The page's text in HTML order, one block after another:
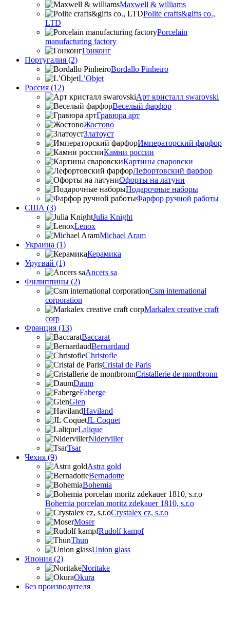
Maxwell & williams
Polite crafts&gifts co.,
LTD
Porcelain
manufacturing factory
Гонконг
Португалия (2)
Bordallo Pinheiro
L’Objet
Россия (12)
Арт кристалл swarovski
Веселый фарфор
Гравюра арт
Жостово
Златоуст
Императорский фарфор
Камни россии
Картины сваровски
Лефортовский фарфор
Офорты на латуни
Подарочные наборы
Фарфор ручной работы
США (3)
Julia Knight
Lenox
Michael Aram
Украина (1)
Керамика
Уругвай (1)
Ancers sa
Филиппины (2)
Csm international
corporation
Markalex creative craft
corp
Франция (13)
Baccarat
Bernardaud
Christofle
Cristal de Paris
Cristallerie de montbronn
Daum
Faberge
Gien
Haviland
JL Coquet
Lalique
Niderviller
Tsar
Чехия (9)
Astra gold
Bernadotte
Bohemia
Bohemia porcelan moritz zdekauer 1810, s.r.o
Crystalex cz, s.r.o
Moser
Rudolf kampf
Thun
Union glass
Япония (2)
Noritake
Okura
Без производителя